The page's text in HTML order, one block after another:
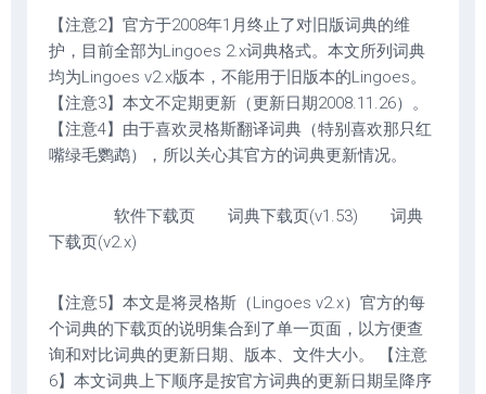
【注意2】官方于2008年1月终止了对旧版词典的维
护，目前全部为Lingoes 2.x词典格式。本文所列词典
均为Lingoes v2.x版本，不能用于旧版本的Lingoes。
【注意3】本文不定期更新（更新日期2008.11.26）。
【注意4】由于喜欢灵格斯翻译词典（特别喜欢那只红
嘴绿毛鹦鹉），所以关心其官方的词典更新情况。
软件下载页 词典下载页(v1.53) 词典
下载页(v2.x)
【注意5】本文是将灵格斯（Lingoes v2.x）官方的每
个词典的下载页的说明集合到了单一页面，以方便查
询和对比词典的更新日期、版本、文件大小。 【注意
6】本文词典上下顺序是按官方词典的更新日期呈降序